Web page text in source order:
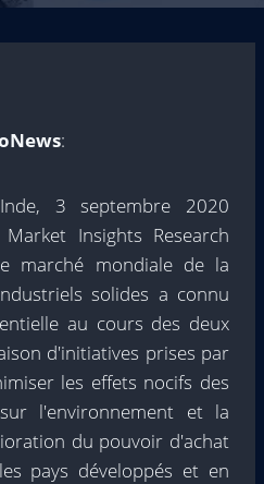
:
3 septembre 2020
Insights Research
marché mondiale de la
solides a connu
au cours des deux
d'initiatives prises par
les effets nocifs des
l'environnement et la
du pouvoir d'achat
pays développés et en